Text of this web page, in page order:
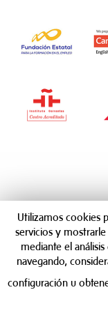
Utilizamos cookies
servicios y mostrarle
mediante el
navegando,
configuración u